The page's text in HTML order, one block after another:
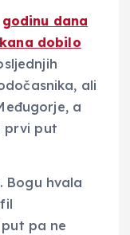
godinu dana
dobilo
ali
a
prvi put
Bogu hvala
pa ne